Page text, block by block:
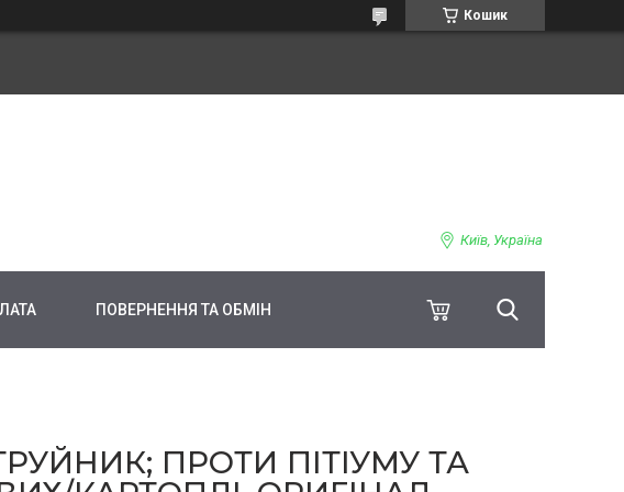
Кошик
Київ, Україна
ПОВЕРНЕННЯ ТА ОБМІН
ПРОТИ ПІТІУМУ ТА